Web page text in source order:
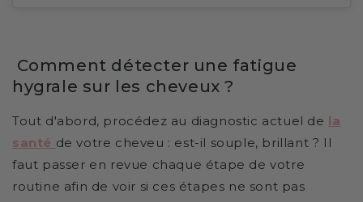
Comment détecter une fatigue
hygrale sur les cheveux ?
Tout d'abord, procédez au diagnostic actuel de la
santé de votre cheveu : est-il souple, brillant ? Il
faut passer en revue chaque étape de votre
routine afin de voir si ces étapes ne sont pas